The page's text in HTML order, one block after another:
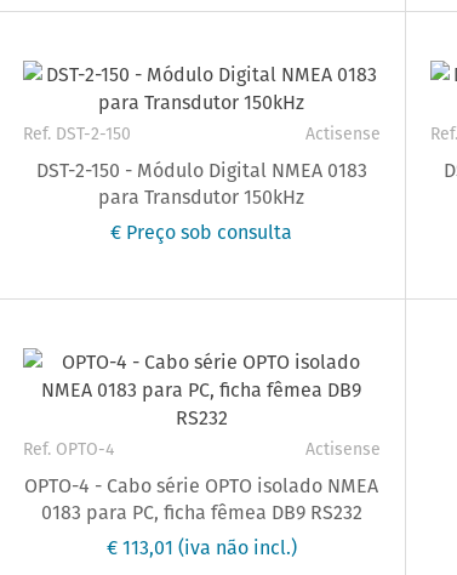
Ref. DST-2-150 Actisense
DST-2-150 - Módulo Digital NMEA 0183
para Transdutor 150kHz
€ Preço sob consulta
Ref. OPTO-4 Actisense
OPTO-4 - Cabo série OPTO isolado NMEA
0183 para PC, ficha fêmea DB9 RS232
€ 113,01 (iva não incl.)